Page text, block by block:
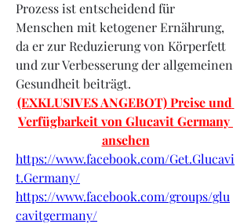
Prozess ist entscheidend für
Menschen mit ketogener Ernährung,
da er zur Reduzierung von Körperfett
und zur Verbesserung der allgemeinen
Gesundheit beiträgt.
(EXKLUSIVES ANGEBOT) Preise und
Verfügbarkeit von Glucavit Germany
ansehen
https://www.facebook.com/Get.Glucavi
t.Germany/
https://www.facebook.com/groups/glu
cavitgermany/